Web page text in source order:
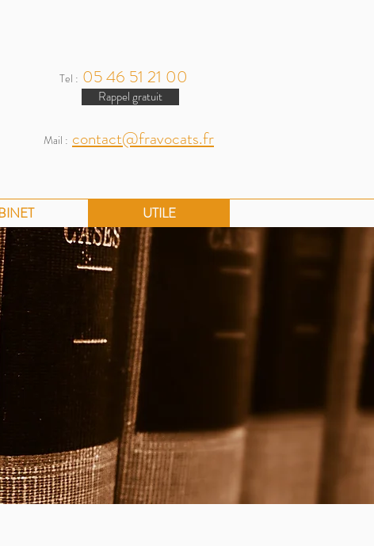
Tel : 05 46 51 21 00
Rappel gratuit
Mail : contact@fravocats.fr
UTILE